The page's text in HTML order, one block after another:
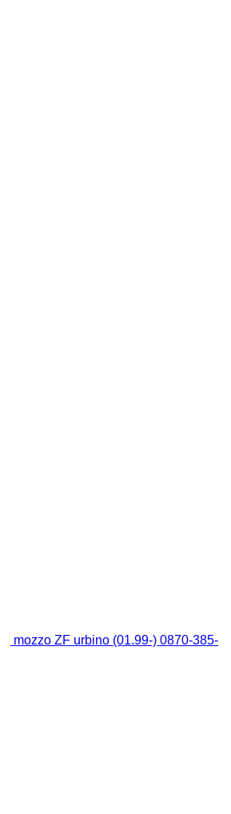
mozzo ZF urbino (01.99-) 0870-385-